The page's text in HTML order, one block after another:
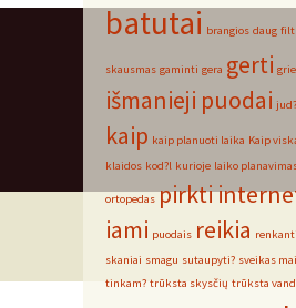
batutai brangios daug
skausmas gaminti gera gerti
išmanieji puodai
kaip kaip planuoti laika Kaip
klaidos kod?l kurioje laiko
ortopedas pirkti
iami puodais reikia
skaniai smagu sutaupyti? sveikas
tinkam? trūksta skysčių trūksta